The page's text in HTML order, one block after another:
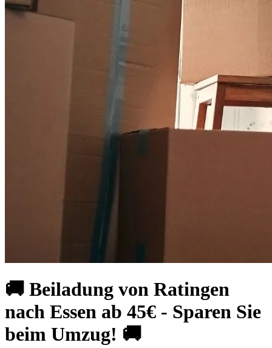
🚚 Beiladung von Ratingen
nach Essen ab 45€ - Sparen Sie
beim Umzug! 🚚